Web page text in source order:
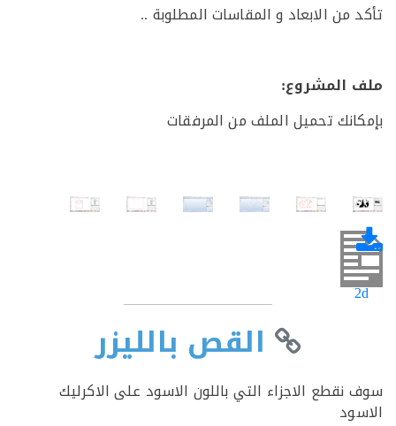
من الابعاد و المقاسات المطلوبة ..
المشروع:
تحميل الملف من المرفقات
القص بالليزر
الاجزاء التي باللون الاسود على الاكرليك